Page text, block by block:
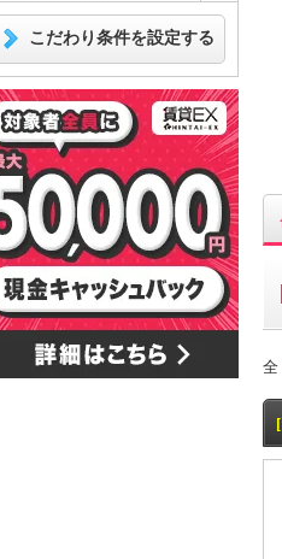
こだわり条件を設定する
全